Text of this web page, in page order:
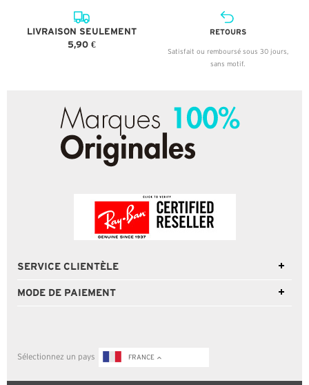
LIVRAISON SEULEMENT
5,90 €
RETOURS
Satisfait ou remboursé sous 30 jours,
sans motif.
SERVICE CLIENTÈLE
MODE DE PAIEMENT
Sélectionnez un pays FRANCE